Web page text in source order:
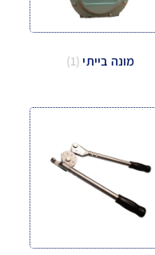
מונה בייתי (1)